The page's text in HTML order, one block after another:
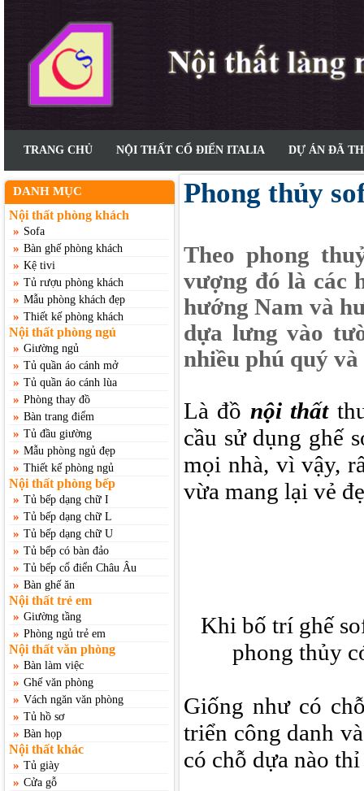
TRANG CHỦ NỘI THẤT CỔ ĐIỂN ITALIA DỰ ÁN ĐÃ
DANH MỤC
Nội thất phòng khách
» Sofa
» Bàn ghế phòng khách
» Kệ tivi
» Tủ rượu phòng khách
» Mẫu phòng khách đẹp
» Thiết kế phòng khách
Nội thất phòng ngủ
» Giường ngủ
» Tủ quần áo cánh mở
» Tủ quần áo cánh lùa
» Phòng thay đồ
» Bàn trang điểm
» Tủ đầu giường
» Mẫu phòng ngủ đẹp
» Thiết kế phòng ngủ
Nội thất phòng bếp
» Tủ bếp dạng chữ I
» Tủ bếp dạng chữ L
» Tủ bếp dạng chữ U
» Tủ bếp có bàn đảo
» Tủ bếp cổ điển Châu Âu
» Bàn ghế ăn
Nội thất trẻ em
» Giường tầng
» Phòng ngủ trẻ em
Nội thất văn phòng
» Bàn làm việc
» Ghế văn phòng
» Vách ngăn văn phòng
» Tủ hồ sơ
» Bàn họp
Nội thất khác
» Tủ giày
» Cửa gỗ
Phong thủy
Theo phong
vượng đó là các
hướng Nam và
dựa lưng vào
nhiều phú quý
Là đồ nội thất
cầu sử dụng ghế
mọi nhà, vì vậy,
vừa mang lại vẻ
Khi bố trí ghế
phong thủy
Giống như có
triển công danh
có chỗ dựa nào